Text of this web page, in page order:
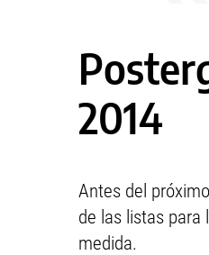
2014
Antes del
de las listas para
medida.